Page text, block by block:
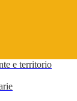
e territorio